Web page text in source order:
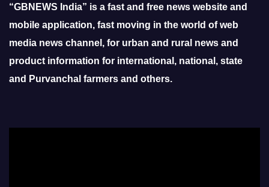
“GBNEWS India” is a fast and free news website and
mobile application, fast moving in the world of web
media news channel, for urban and rural news and
product information for international, national, state
and Purvanchal farmers and others.